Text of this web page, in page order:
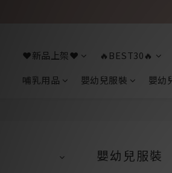
❤️新品上架❤️
🔥BEST30🔥
哺乳用品
嬰幼兒服裝 嬰幼
嬰幼兒服裝